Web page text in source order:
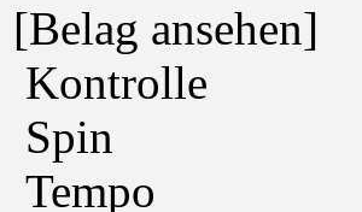
[Belag ansehen]
Kontrolle
Spin
Tempo